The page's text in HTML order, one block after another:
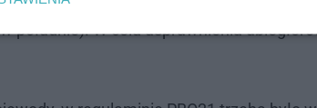
południe). W celu usprawnienia